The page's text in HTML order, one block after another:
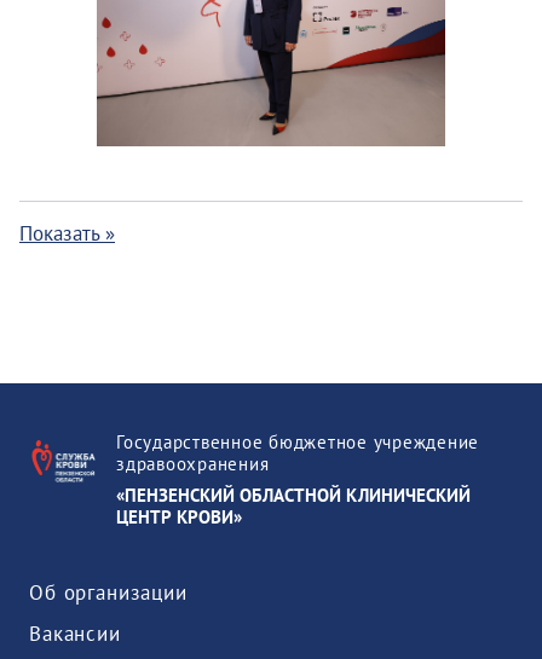
Показать »
Государственное бюджетное учреждение
здравоохранения
«ПЕНЗЕНСКИЙ ОБЛАСТНОЙ КЛИНИЧЕСКИЙ
ЦЕНТР КРОВИ»
Об организации
Вакансии